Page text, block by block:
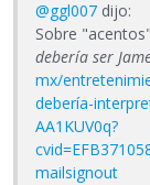
@ggl007 dijo:
Sobre
debería ser
mx/
debería-
AA1KUV0q?
mailsignout